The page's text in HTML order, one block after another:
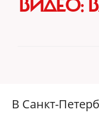
ВИДЕО:
В Санкт-